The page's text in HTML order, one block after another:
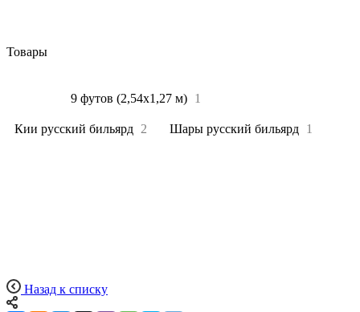
Товары
9 футов (2,54х1,27 м) 1
Кии русский бильярд 2 Шары русский бильярд 1
Назад к списку